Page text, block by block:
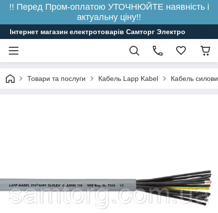
!! Перед Пром-оплатою УТОЧНЮЙТЕ наявність і
актуальну ціну!!
Інтернет магазин електротоварів Самторг Электро
Товари та послуги Кабель Lapp Kabel Кабель